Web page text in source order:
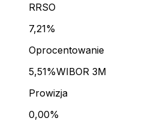
RRSO
7,21%
Oprocentowanie
5,51%WIBOR 3M
Prowizja
0,00%